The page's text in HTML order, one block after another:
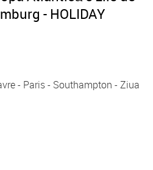
- HOLIDAY
- Paris - Southampton - Ziua